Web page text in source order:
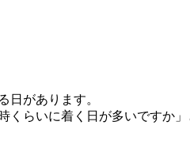
日があります。
らいに着く日が多いですか